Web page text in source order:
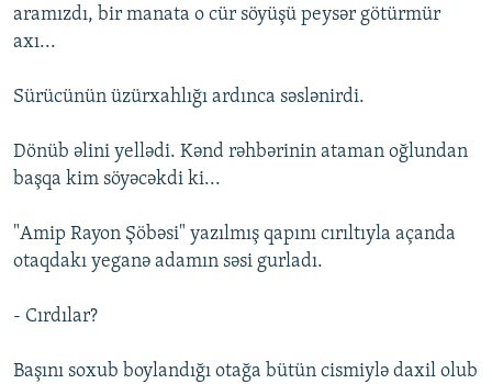
aramızdı, bir manata o cür söyüşü peysər götürmür
axı...
Sürücünün üzürxahlığı ardınca səslənirdi.
Dönüb əlini yellədi. Kənd rəhbərinin ataman oğlundan
başqa kim söyəcəkdi ki...
"Amip Rayon Şöbəsi" yazılmış qapını сırıltıyla açanda
otaqdakı yeganə adamın səsi gurladı.
- Сırdılar?
Başını soxub boylandığı otağa bütün cismiylə daxil olub